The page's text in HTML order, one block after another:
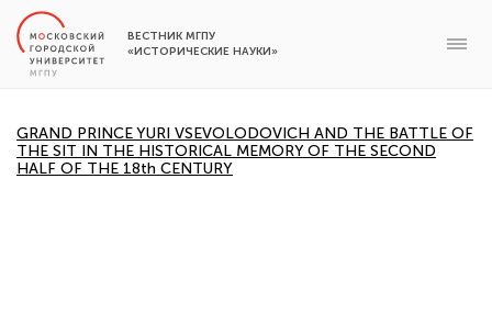
ВЕСТНИК МГПУ
«ИСТОРИЧЕСКИЕ НАУКИ»
GRAND PRINCE YURI VSEVOLODOVICH AND THE BATTLE OF
THE SIT IN THE HISTORICAL MEMORY OF THE SECOND
HALF OF THE 18th CENTURY